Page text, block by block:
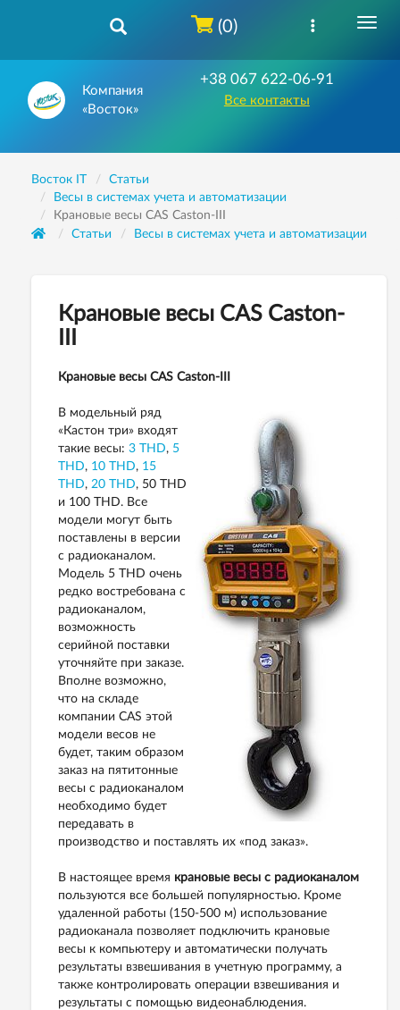
Компания
«Восток»
+38 067 622-06-91
Все контакты
(0)
Восток IT
Статьи
Весы в системах учета и автоматизации
Крановые весы CAS Caston-III
Статьи
Весы в системах учета и автоматизации
Крановые весы CAS Caston-
Крановые весы CAS Caston-III
В модельный ряд
«Кастон три» входят
такие весы: 3 THD, 5
THD, 10 THD, 15
THD, 20 THD, 50 THD
и 100 THD. Все
модели могут быть
поставлены в версии
с радиоканалом.
Модель 5 THD очень
редко востребована с
радиоканалом,
возможность
серийной поставки
уточняйте при заказе.
Вполне возможно,
что на складе
компании CAS этой
модели весов не
будет, таким образом
заказ на пятитонные
весы с радиоканалом
необходимо будет
передавать в
производство и поставлять их «под заказ».
В настоящее время крановые весы с радиоканалом
пользуются все большей популярностью. Кроме
удаленной работы (150-500 м) использование
радиоканала позволяет подключить крановые
весы к компьютеру и автоматически получать
результаты взвешивания в учетную программу, а
также контролировать операции взвешивания и
результаты с помощью видеонаблюдения.